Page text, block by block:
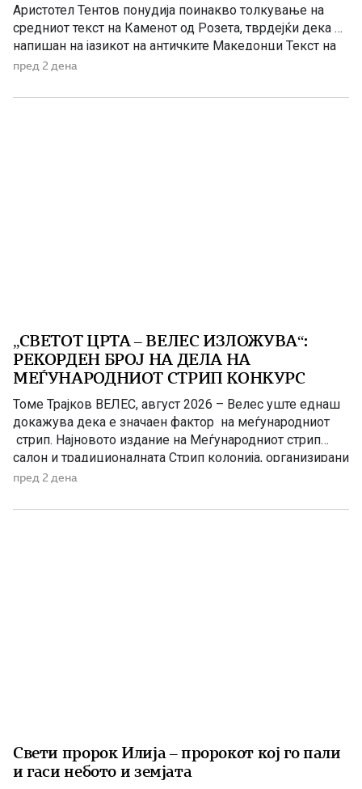
Аристотел Тентов понудија поинакво толкување на
средниот текст на Каменот од Розета, тврдејќи дека е
напишан на јазикот на античките Македонци Текст на
египетски камен во местото Розета е дешифриран
научници академик Томе Бошевски и проф. Аристотел
пред 2 дена
„СВЕТОТ ЦРТА – ВЕЛЕС ИЗЛОЖУВА“:
РЕКОРДЕН БРОЈ НА ДЕЛА НА
МЕЃУНАРОДНИОТ СТРИП КОНКУРС
Томе Трајков ВЕЛЕС, август 2026 – Велес уште еднаш
докажува дека е значаен фактор на меѓународниот
стрип. Најновото издание на Меѓународниот стрип
салон и традиционалната Стрип колонија, организирани
од Стрип центарот на Македонија (СЦМ-Велес),
на пријавени дела на меѓународниот конкурс. Притоа,
пред 2 дена
Свети пророк Илија – пророкот кој го пали
и гаси небото и земјата